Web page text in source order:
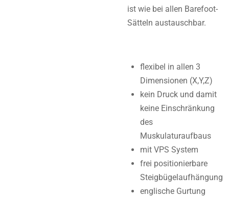
ist wie bei allen Barefoot-
Sätteln austauschbar.
flexibel in allen 3
Dimensionen (X,Y,Z)
kein Druck und damit
keine Einschränkung
des
Muskulaturaufbaus
mit VPS System
frei positionierbare
Steigbügelaufhängung
englische Gurtung